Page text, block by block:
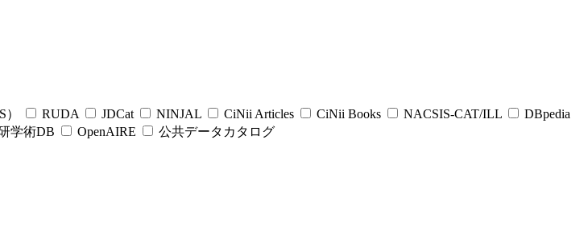
） RUDA JDCat NINJAL CiNii Articles CiNii Books NACSIS-CAT/ILL
DBpedia
学術DB OpenAIRE 公共データカタログ